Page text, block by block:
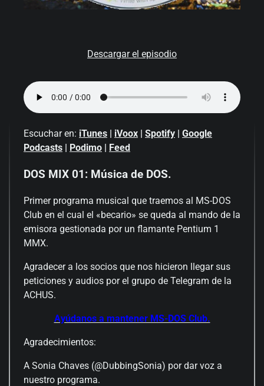
Descargar el episodio
Escuchar en: iTunes | iVoox | Spotify | Google
Podcasts | Podimo | Feed
DOS MIX 01: Música de DOS.
Primer programa musical que traemos al MS-DOS
Club en el cual el «becario» se queda al mando de la
emisora gestionada por un flamante Pentium 1
MMX.
Agradecer a los socios que nos hicieron llegar sus
peticiones y audios por el grupo de Telegram de la
ACHUS.
Ayúdanos a mantener MS-DOS Club.
Agradecimientos:
A Sonia Chaves (@DubbingSonia) por dar voz a
nuestro programa.